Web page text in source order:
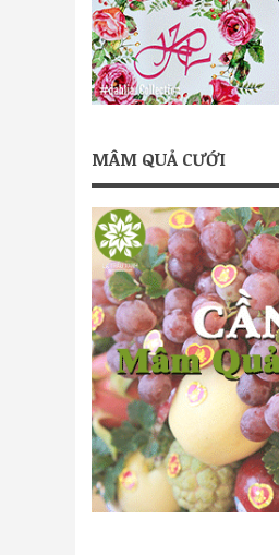
MÂM QUẢ CƯỚI